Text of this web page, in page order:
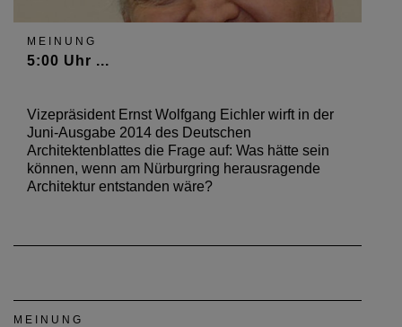
MEINUNG
5:00 Uhr ...
Vizepräsident Ernst Wolfgang Eichler wirft in der
Juni-Ausgabe 2014 des Deutschen
Architektenblattes die Frage auf: Was hätte sein
können, wenn am Nürburgring herausragende
Architektur entstanden wäre?
MEINUNG